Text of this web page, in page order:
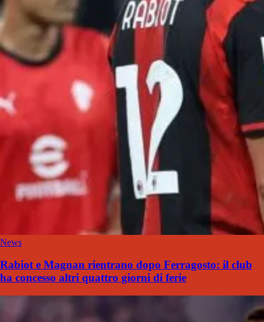
News
Rabiot e Magnan rientrano dopo Ferragosto: il club
ha concesso altri quattro giorni di ferie